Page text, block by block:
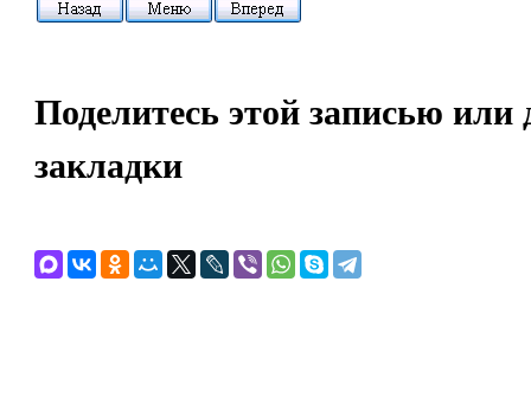
Поделитесь этой записью или
закладки